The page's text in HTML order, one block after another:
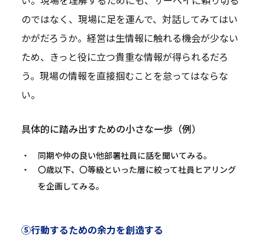
のではなく、現場に足を運んで、対話してみてはい
かがだろうか。経営は生情報に触れる機会が少ない
ため、きっと役に立つ貴重な情報が得られるだろ
う。現場の情報を直接掴むことを怠ってはならな
い。
具体的に踏み出すための小さな一歩（例）
同期や仲の良い他部署社員に話を聞いてみる。
〇歳以下、〇等級といった層に絞って社員ヒアリング
を企画してみる。
⑤行動するための余力を創造する